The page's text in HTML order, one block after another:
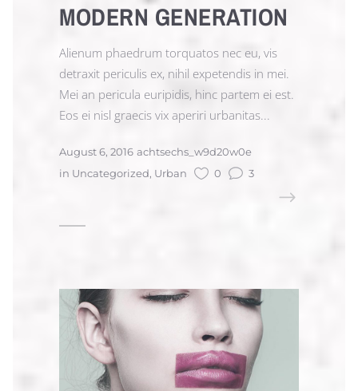
MODERN GENERATION
Alienum phaedrum torquatos nec eu, vis
detraxit periculis ex, nihil expetendis in mei.
Mei an pericula euripidis, hinc partem ei est.
Eos ei nisl graecis vix aperiri urbanitas...
August 6, 2016 achtsechs_w9d20w0e
in Uncategorized, Urban 0 3